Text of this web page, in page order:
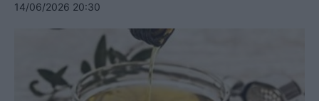
14/06/2026 20:30